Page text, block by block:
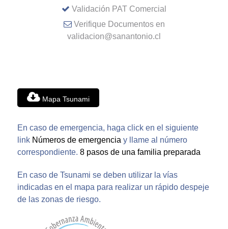
Validación PAT Comercial
Verifique Documentos en
validacion@sanantonio.cl
Mapa Tsunami
En caso de emergencia, haga click en el siguiente
link Números de emergencia y llame al número
correspondiente. 8 pasos de una familia preparada
En caso de Tsunami se deben utilizar la vías
indicadas en el mapa para realizar un rápido despeje
de las zonas de riesgo.